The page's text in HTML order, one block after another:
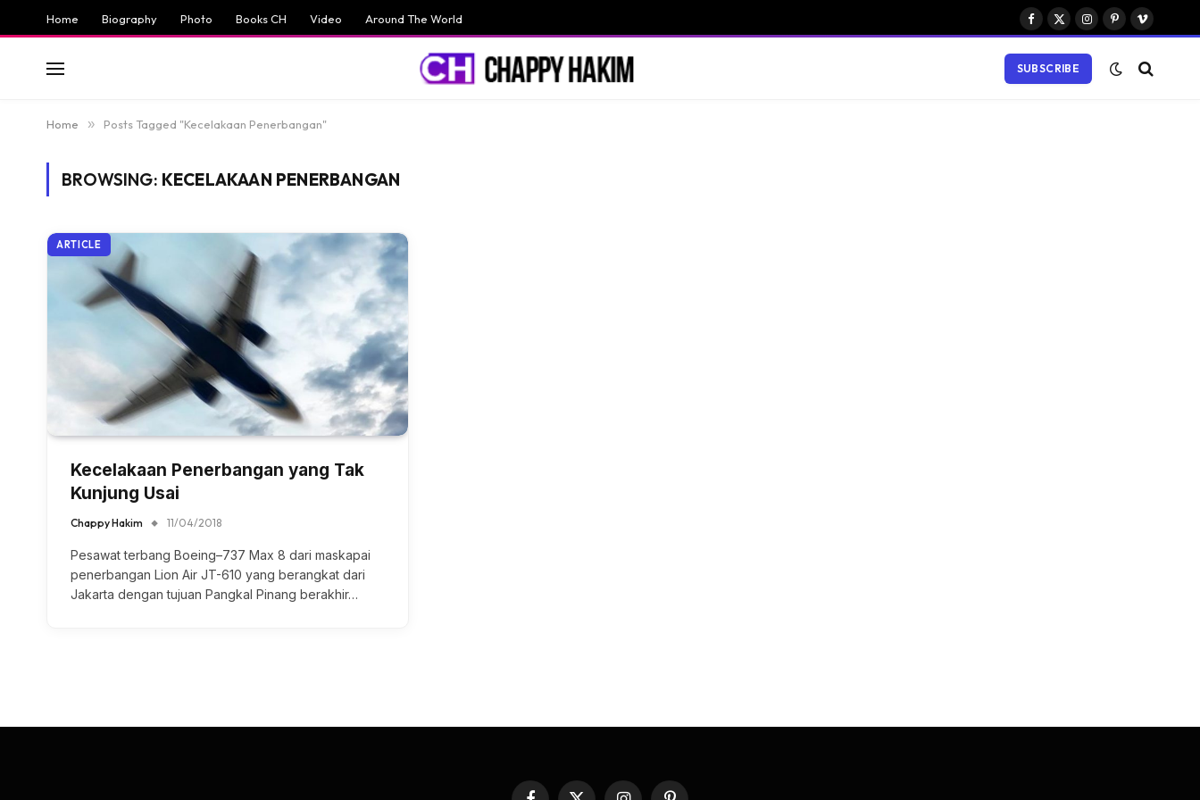
Home Biography Photo Books CH Video Around The World
Facebook
X
Instagram
PinterestVimeo
SUBSCRIBE
Home » Posts Tagged "Kecelakaan Penerbangan"
BROWSING: KECELAKAAN PENERBANGAN
ARTICLE
Kecelakaan Penerbangan yang Tak
Kunjung Usai
Chappy Hakim 11/04/2018
Pesawat terbang Boeing–737 Max 8 dari maskapai
penerbangan Lion Air JT-610 yang berangkat dari
Jakarta dengan tujuan Pangkal Pinang berakhir…